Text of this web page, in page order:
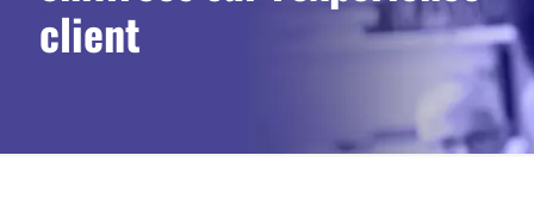
client